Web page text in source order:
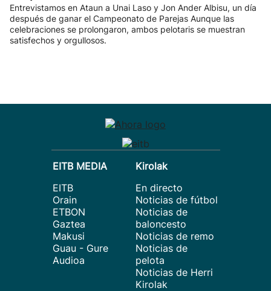
Entrevistamos en Ataun a Unai Laso y Jon Ander Albisu, un día
después de ganar el Campeonato de Parejas Aunque las
celebraciones se prolongaron, ambos pelotaris se muestran
satisfechos y orgullosos.
EITB MEDIA
EITB
Orain
ETBON
Gaztea
Makusi
Guau - Gure
Audioa
Kirolak
En directo
Noticias de fútbol
Noticias de
baloncesto
Noticias de remo
Noticias de
pelota
Noticias de Herri
Kirolak